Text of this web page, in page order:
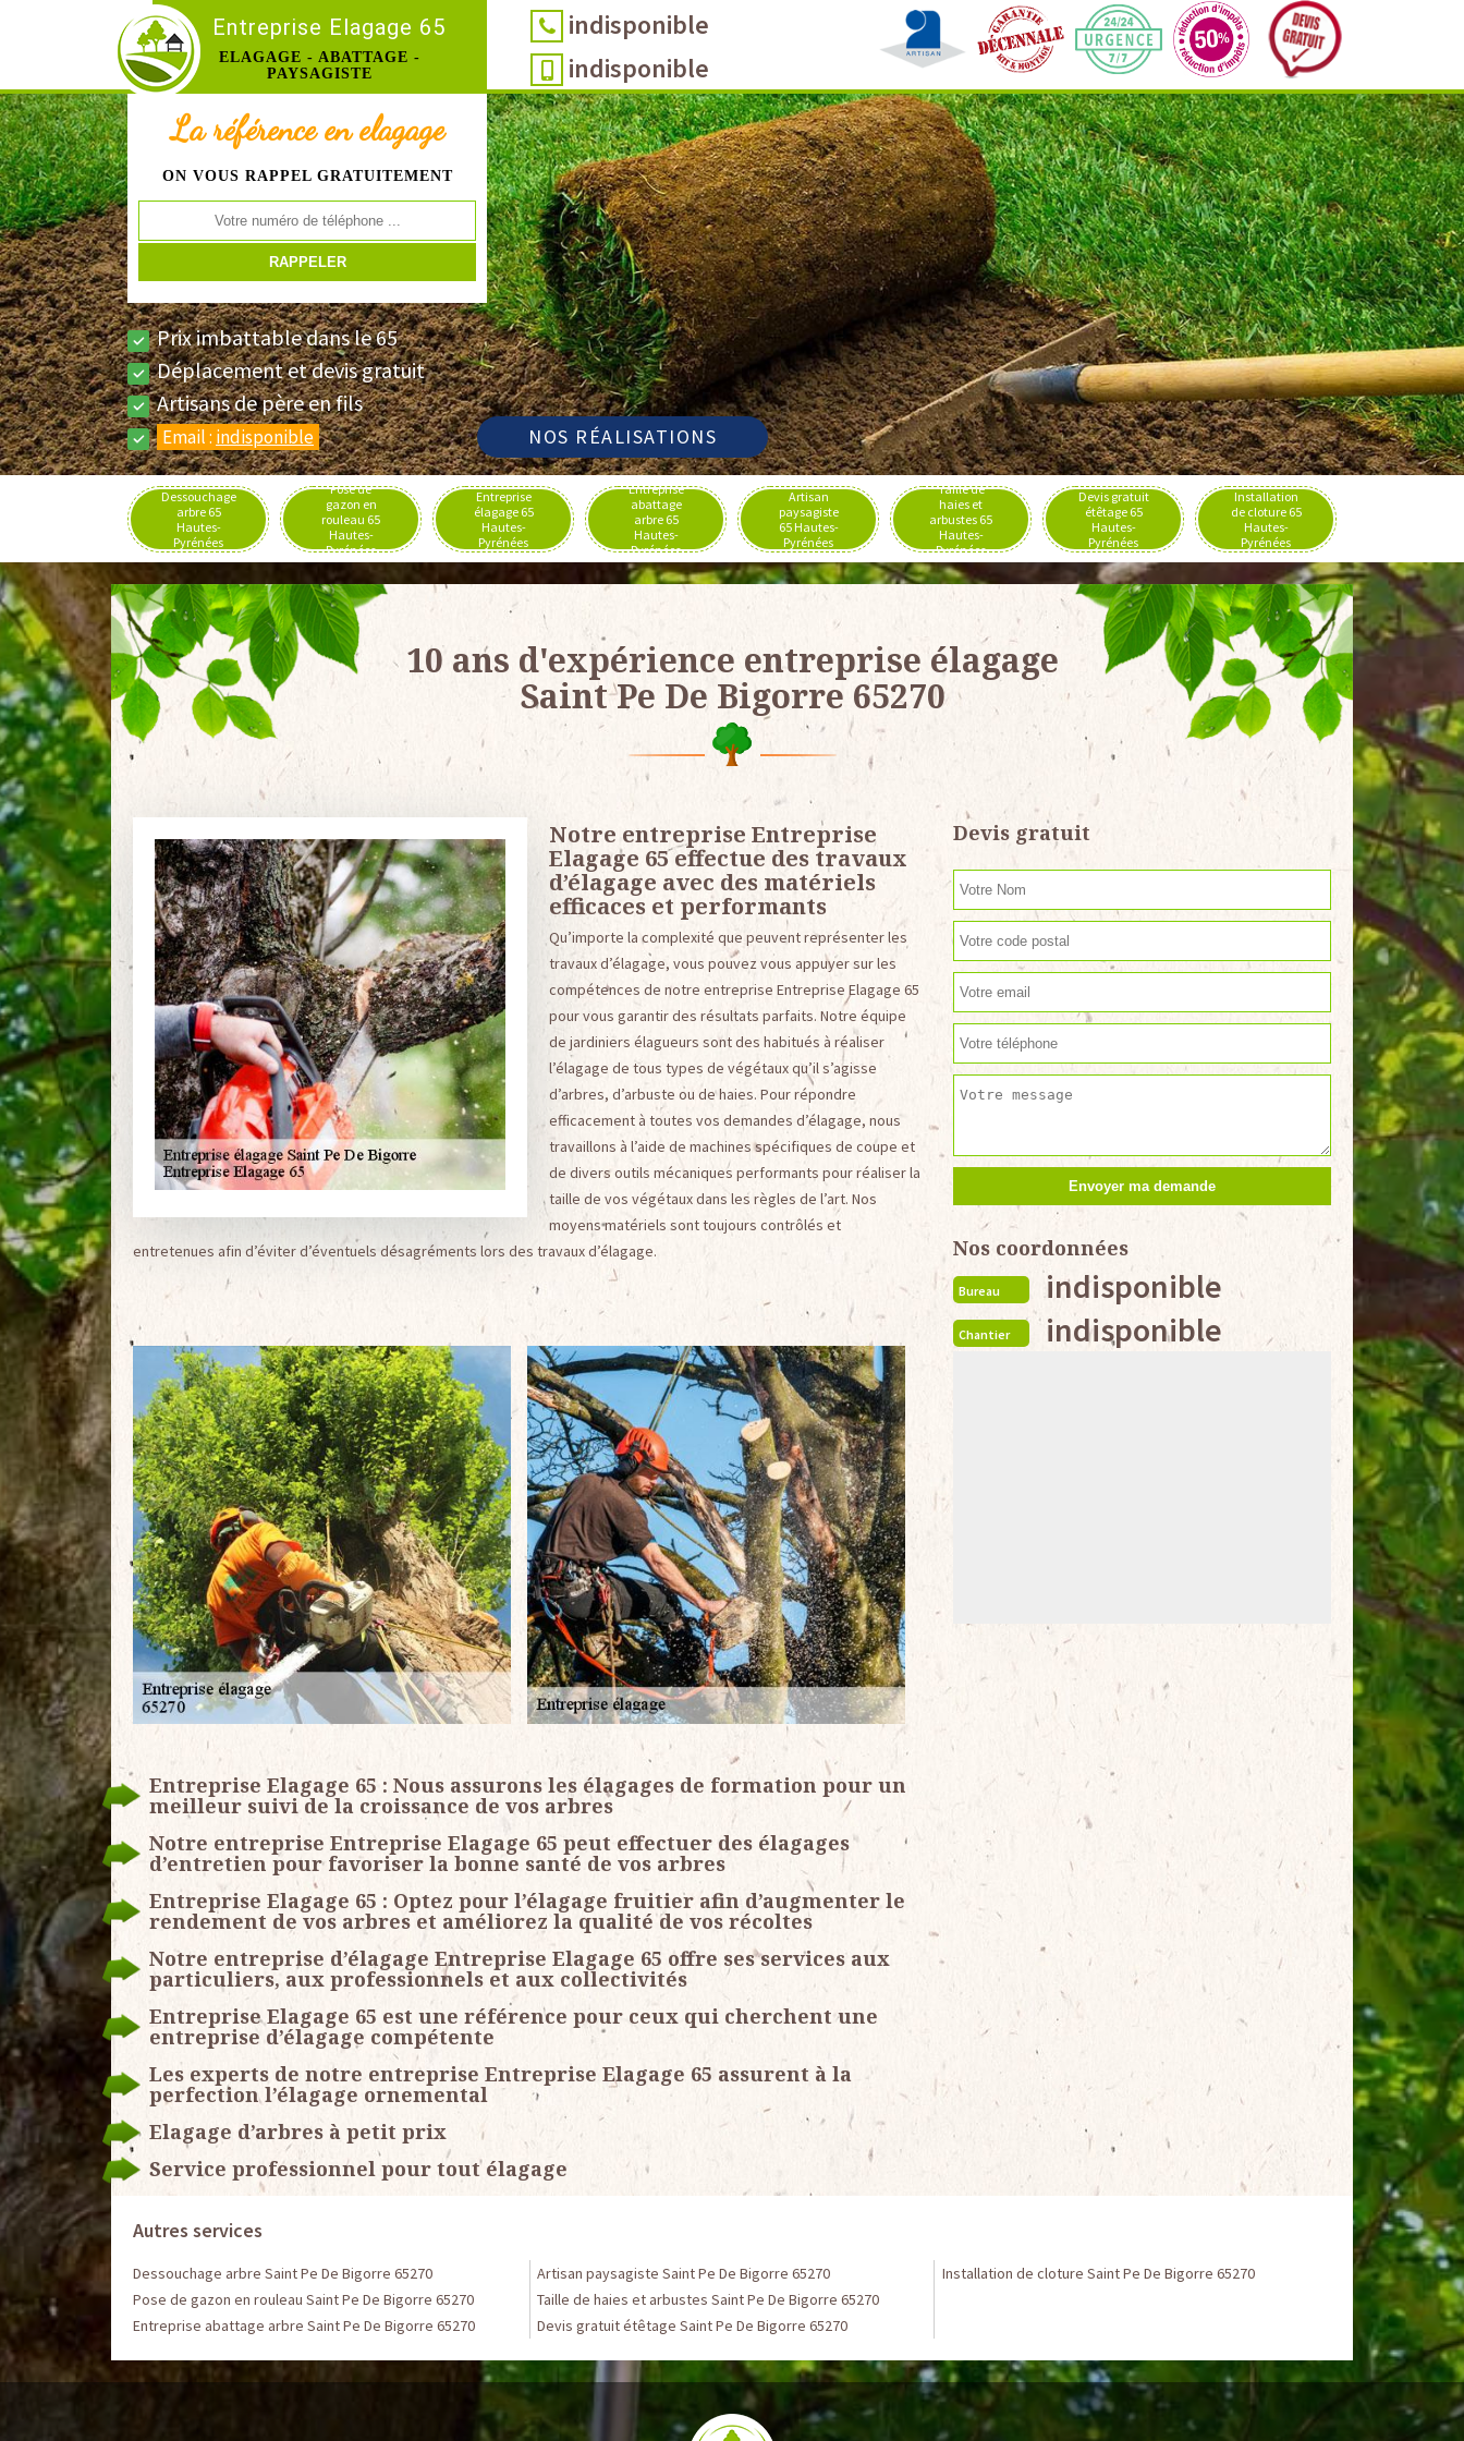
Entreprise Elagage 65
ELAGAGE - ABATTAGE -
PAYSAGISTE
indisponible
indisponible
La référence en elagage
ON VOUS RAPPEL GRATUITEMENT
Prix imbattable dans le 65
Déplacement et devis gratuit
Artisans de père en fils
Email : indisponible NOS RÉALISATIONS
Dessouchage
arbre 65
Hautes-
Pyrénées
Pose de
gazon en
rouleau 65
Hautes-
Pyrénées
Entreprise
élagage 65
Hautes-
Pyrénées
Entreprise
abattage
arbre 65
Hautes-
Pyrénées
Artisan
paysagiste
65 Hautes-
Pyrénées
Taille de
haies et
arbustes 65
Hautes-
Pyrénées
Devis gratuit
étêtage 65
Hautes-
Pyrénées
Installation
de cloture 65
Hautes-
Pyrénées
10 ans d'expérience entreprise élagage
Saint Pe De Bigorre 65270
Notre entreprise Entreprise
Elagage 65 effectue des travaux
d’élagage avec des matériels
efficaces et performants
Qu’importe la complexité que peuvent représenter les
travaux d’élagage, vous pouvez vous appuyer sur les
compétences de notre entreprise Entreprise Elagage 65
pour vous garantir des résultats parfaits. Notre équipe
de jardiniers élagueurs sont des habitués à réaliser
l’élagage de tous types de végétaux qu’il s’agisse
d’arbres, d’arbuste ou de haies. Pour répondre
efficacement à toutes vos demandes d’élagage, nous
travaillons à l’aide de machines spécifiques de coupe et
de divers outils mécaniques performants pour réaliser la
taille de vos végétaux dans les règles de l’art. Nos
moyens matériels sont toujours contrôlés et
entretenues afin d’éviter d’éventuels désagréments lors des travaux d’élagage.
Entreprise Elagage 65 : Nous assurons les élagages de formation pour un
meilleur suivi de la croissance de vos arbres
Notre entreprise Entreprise Elagage 65 peut effectuer des élagages
d’entretien pour favoriser la bonne santé de vos arbres
Entreprise Elagage 65 : Optez pour l’élagage fruitier afin d’augmenter le
rendement de vos arbres et améliorez la qualité de vos récoltes
Notre entreprise d’élagage Entreprise Elagage 65 offre ses services aux
particuliers, aux professionnels et aux collectivités
Entreprise Elagage 65 est une référence pour ceux qui cherchent une
entreprise d’élagage compétente
Les experts de notre entreprise Entreprise Elagage 65 assurent à la
perfection l’élagage ornemental
Elagage d’arbres à petit prix
Service professionnel pour tout élagage
Devis gratuit
Nos coordonnées
Bureau indisponible
Chantier indisponible
Autres services
Dessouchage arbre Saint Pe De Bigorre 65270
Pose de gazon en rouleau Saint Pe De Bigorre 65270
Entreprise abattage arbre Saint Pe De Bigorre 65270
Artisan paysagiste Saint Pe De Bigorre 65270
Taille de haies et arbustes Saint Pe De Bigorre 65270
Devis gratuit étêtage Saint Pe De Bigorre 65270
Installation de cloture Saint Pe De Bigorre 65270